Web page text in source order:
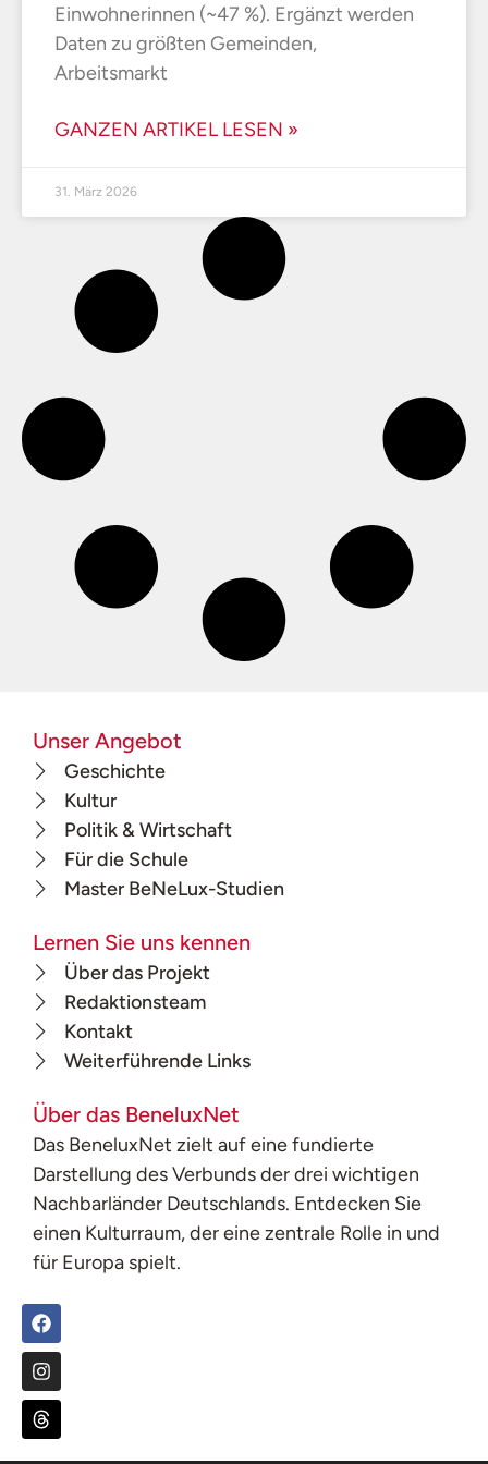
Einwohnerinnen (~47 %). Ergänzt werden
Daten zu größten Gemeinden,
Arbeitsmarkt
GANZEN ARTIKEL LESEN »
31. März 2026
Unser Angebot
Geschichte
Kultur
Politik & Wirtschaft
Für die Schule
Master BeNeLux-Studien
Lernen Sie uns kennen
Über das Projekt
Redaktionsteam
Kontakt
Weiterführende Links
Über das BeneluxNet
Das BeneluxNet zielt auf eine fundierte
Darstellung des Verbunds der drei wichtigen
Nachbarländer Deutschlands. Entdecken Sie
einen Kulturraum, der eine zentrale Rolle in und
für Europa spielt.